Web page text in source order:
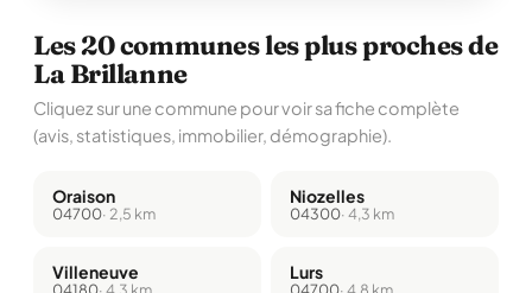
Les 20 communes les plus proches de
La Brillanne
Cliquez sur une commune pour voir sa fiche complète
(avis, statistiques, immobilier, démographie).
Oraison
04700· 2,5 km
Niozelles
04300· 4,3 km
Villeneuve
04180· 4,3 km
Lurs
04700· 4,8 km